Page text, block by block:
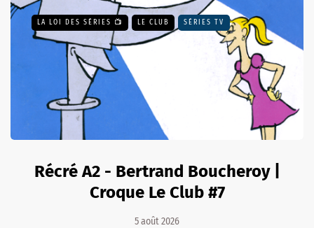
LA LOI DES SÉRIES 📺 LE CLUB SÉRIES TV
Récré A2 - Bertrand Boucheroy |
Croque Le Club #7
5 août 2026